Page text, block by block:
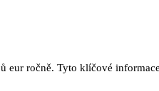
eur ročně. Tyto klíčové